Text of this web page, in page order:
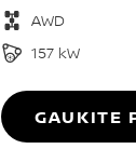
AWD
157 kW
GAUKITE